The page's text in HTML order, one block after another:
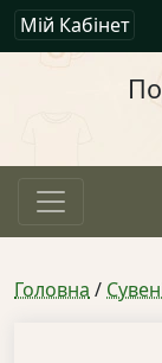
Мій Кабінет
Головна /